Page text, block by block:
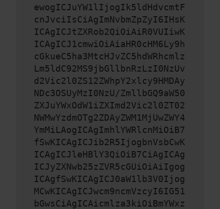
ewogICJuYW1lIjogIk5ldHdvcmtF
cnJvciIsCiAgImNvbmZpZyI6IHsK
ICAgICJtZXRob2QiOiAiR0VUIiwK
ICAgICJ1cmwiOiAiaHR0cHM6Ly9h
cGkueC5ha3MtcHJvZC5hdWRhcmlz
Lm5ldC92MS9jbGllbnRzLzI0NzUv
d2Vic2l0ZS12ZWhpY2xlcy9HMDAy
NDc3OSUyMzI0NzU/ZmllbGQ9aW50
ZXJuYWxOdW1iZXImd2Vic2l0ZT02
NWMwYzdmOTg2ZDAyZWM1MjUwZWY4
YmMiLAogICAgImhlYWRlcnMiOiB7
fSwKICAgICJib2R5IjogbnVsbCwK
ICAgICJleHBlY3QiOiB7CiAgICAg
ICJyZXNwb25zZVR5cGUiOiAiIgog
ICAgfSwKICAgICJ0aW1lb3V0Ijog
MCwKICAgICJwcm9ncmVzcyI6IG51
bGwsCiAgICAicmlza3kiOiBmYWxz